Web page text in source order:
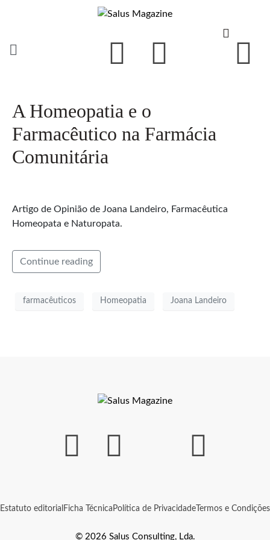
A Homeopatia e o
Farmacêutico na Farmácia
Comunitária
Artigo de Opinião de Joana Landeiro, Farmacêutica
Homeopata e Naturopata.
Continue reading
farmacêuticos Homeopatia Joana Landeiro
Estatuto editorial Ficha Técnica Política de Privacidade Termos e Condições
© 2026 Salus Consulting, Lda.